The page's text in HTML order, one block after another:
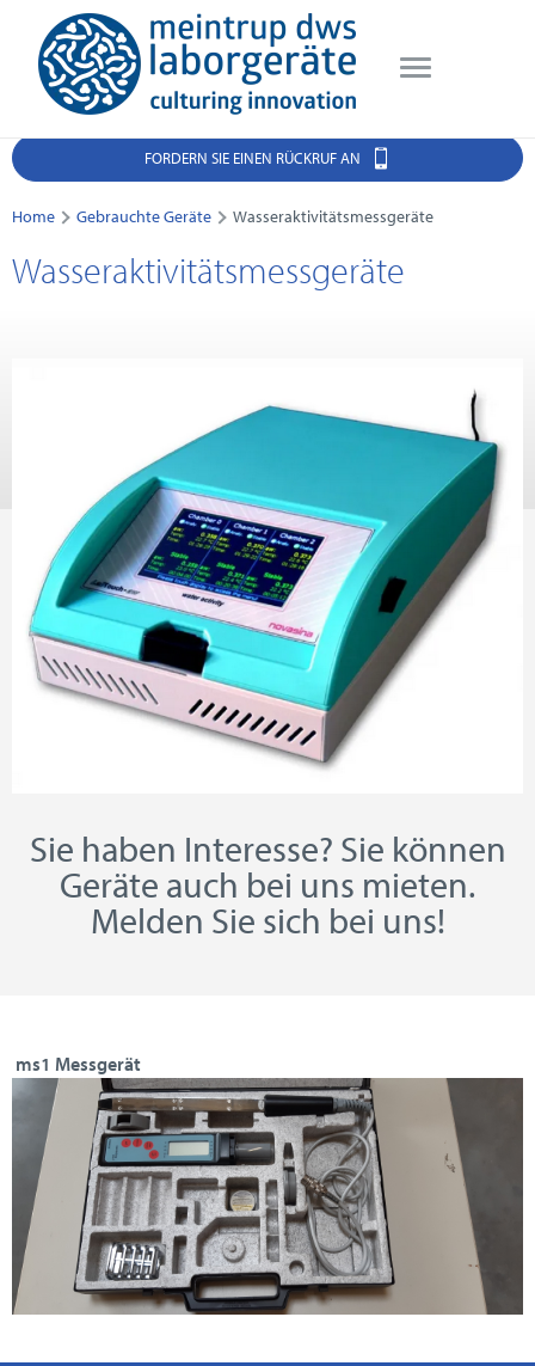
FORDERN SIE EINEN RÜCKRUF AN
Home Gebrauchte Geräte Wasseraktivitätsmessgeräte
Wasseraktivitätsmessgeräte
Sie haben Interesse? Sie können
Geräte auch bei uns mieten.
Melden Sie sich bei uns!
ms1 Messgerät